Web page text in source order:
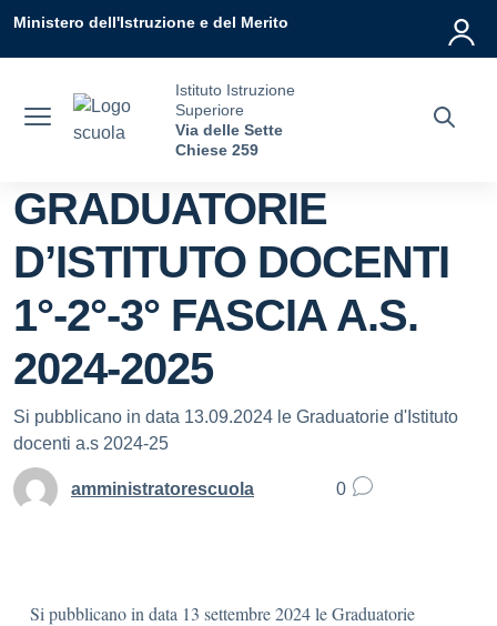
Ministero dell'Istruzione e del Merito
Istituto Istruzione
Superiore
Via delle Sette
Chiese 259
GRADUATORIE
D’ISTITUTO DOCENTI
1°-2°-3° FASCIA A.S.
2024-2025
Si pubblicano in data 13.09.2024 le Graduatorie d'Istituto
docenti a.s 2024-25
amministratorescuola 0
Si pubblicano in data 13 settembre 2024 le Graduatorie